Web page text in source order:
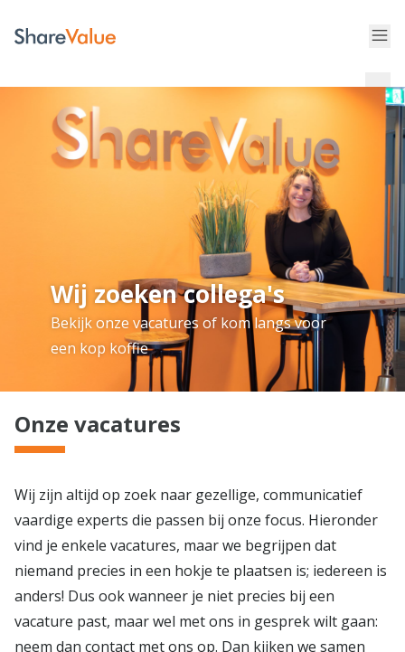
Wij zoeken collega's
Bekijk onze vacatures of kom langs voor
een kop koffie
Onze vacatures
Wij zijn altijd op zoek naar gezellige, communicatief
vaardige experts die passen bij onze focus. Hieronder
vind je enkele vacatures, maar we begrijpen dat
niemand precies in een hokje te plaatsen is; iedereen is
anders! Dus ook wanneer je niet precies bij een
vacature past, maar wel met ons in gesprek wilt gaan:
neem dan contact met ons op. Dan kijken we samen